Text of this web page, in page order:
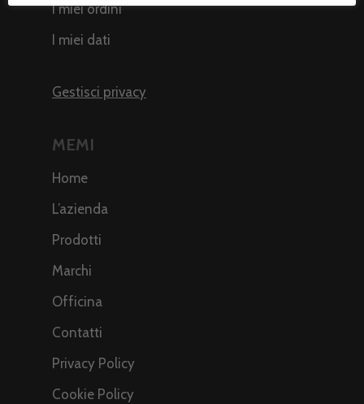
I miei ordini
I miei dati
Gestisci privacy
MEMI
Home
L’azienda
Prodotti
Marchi
Officina
Contatti
Privacy Policy
Cookie Policy